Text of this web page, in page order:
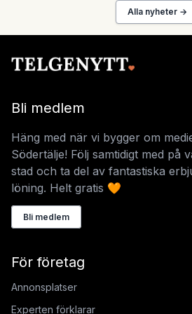
Alla nyheter →
Bli medlem
Häng med när vi bygger om
Södertälje! Följ samtidigt med på
stad och ta del av fantastiska
löning. Helt gratis 🧡
Bli medlem
För företag
Annonsplatser
Experten förklarar